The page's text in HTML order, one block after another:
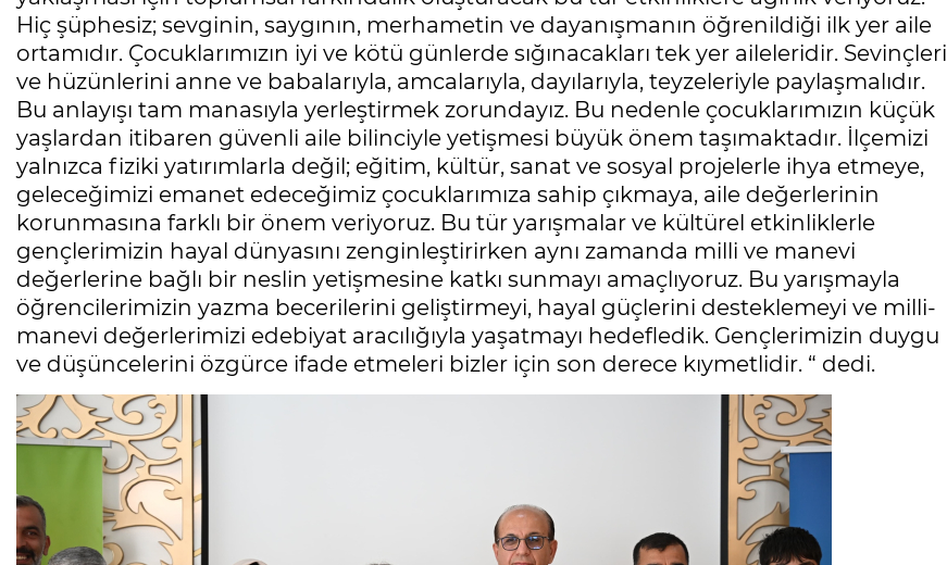
Hiç şüphesiz; sevginin, saygının, merhametin ve dayanışmanın öğrenildiği ilk yer aile
ortamıdır. Çocuklarımızın iyi ve kötü günlerde sığınacakları tek yer aileleridir. Sevinçleri
ve hüzünlerini anne ve babalarıyla, amcalarıyla, dayılarıyla, teyzeleriyle paylaşmalıdır.
Bu anlayışı tam manasıyla yerleştirmek zorundayız. Bu nedenle çocuklarımızın küçük
yaşlardan itibaren güvenli aile bilinciyle yetişmesi büyük önem taşımaktadır. İlçemizi
yalnızca fiziki yatırımlarla değil; eğitim, kültür, sanat ve sosyal projelerle ihya etmeye,
geleceğimizi emanet edeceğimiz çocuklarımıza sahip çıkmaya, aile değerlerinin
korunmasına farklı bir önem veriyoruz. Bu tür yarışmalar ve kültürel etkinliklerle
gençlerimizin hayal dünyasını zenginleştirirken aynı zamanda milli ve manevi
değerlerine bağlı bir neslin yetişmesine katkı sunmayı amaçlıyoruz. Bu yarışmayla
öğrencilerimizin yazma becerilerini geliştirmeyi, hayal güçlerini desteklemeyi ve milli-
manevi değerlerimizi edebiyat aracılığıyla yaşatmayı hedefledik. Gençlerimizin duygu
ve düşüncelerini özgürce ifade etmeleri bizler için son derece kıymetlidir. “ dedi.